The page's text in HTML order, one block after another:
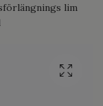
lim